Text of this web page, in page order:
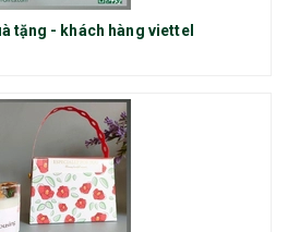
tặng - khách hàng viettel